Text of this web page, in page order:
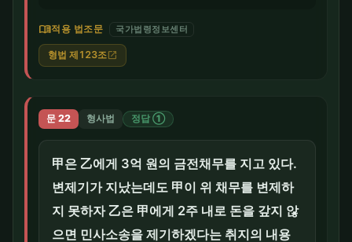
menu_book적용 법조문 국가법령정보센터
형법 제123조 open_in_new
문 22 형사법 정답 ①
甲은 乙에게 3억 원의 금전채무를 지고 있다.
변제기가 지났는데도 甲이 위 채무를 변제하
지 못하자 乙은 甲에게 2주 내로 돈을 갚지 않
으면 민사소송을 제기하겠다는 취지의 내용